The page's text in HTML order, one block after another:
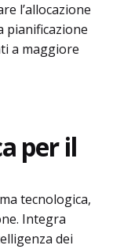
l’allocazione
pianificazione
a maggiore
per il
tecnologica,
Integra
dei